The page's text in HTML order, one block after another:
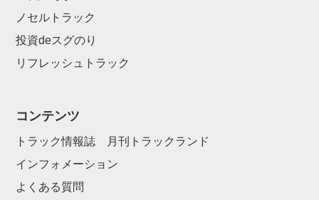
ノセルトラック
投資deスグのり
リフレッシュトラック
コンテンツ
トラック情報誌 月刊トラックランド
インフォメーション
よくある質問